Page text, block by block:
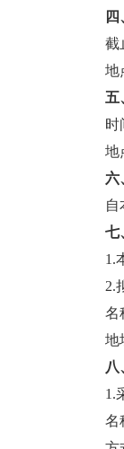
截
地
五
时
地
六
自
七
1.
2.
名
地
八
1.
名